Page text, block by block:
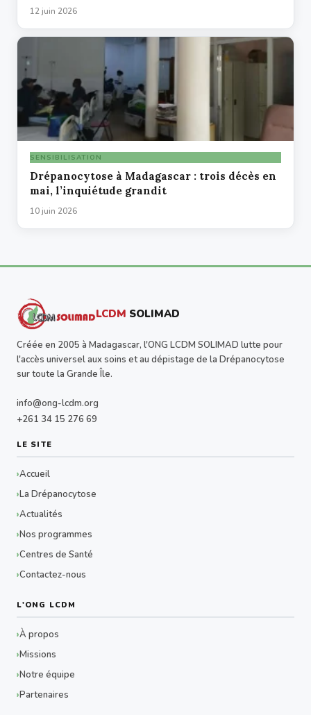
12 juin 2026
SENSIBILISATION
Drépanocytose à Madagascar : trois décès en
mai, l’inquiétude grandit
10 juin 2026
LCDM SOLIMAD
Créée en 2005 à Madagascar, l'ONG LCDM SOLIMAD lutte pour
l'accès universel aux soins et au dépistage de la Drépanocytose
sur toute la Grande Île.
info@ong-lcdm.org
+261 34 15 276 69
LE SITE
Accueil
La Drépanocytose
Actualités
Nos programmes
Centres de Santé
Contactez-nous
L'ONG LCDM
À propos
Missions
Notre équipe
Partenaires